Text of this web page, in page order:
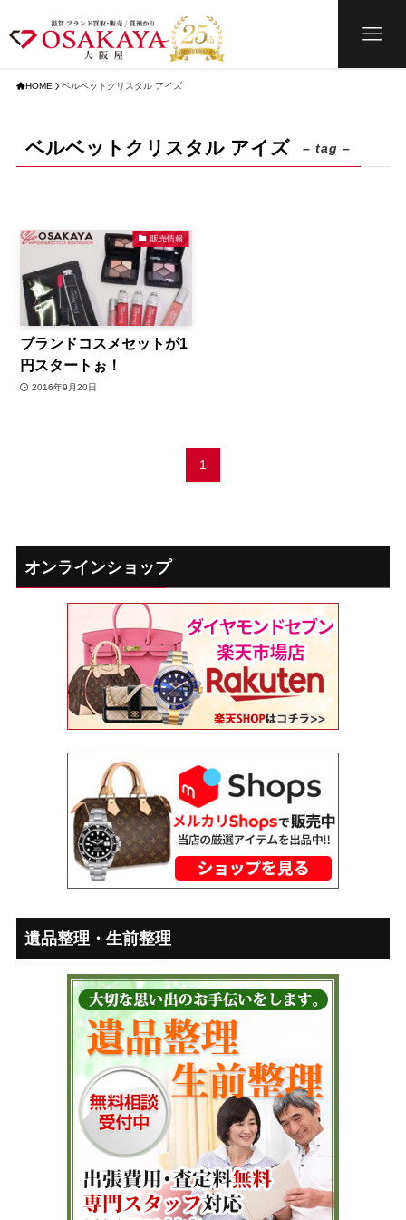
HOME ベルベットクリスタル アイズ
ベルベットクリスタル アイズ – tag –
販売情報
ブランドコスメセットが1
円スタートぉ！
2016年9月20日
1
オンラインショップ
遺品整理・生前整理